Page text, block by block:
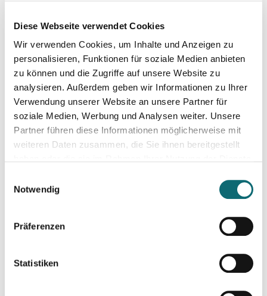
Diese Webseite verwendet Cookies
Wir verwenden Cookies, um Inhalte und Anzeigen zu
personalisieren, Funktionen für soziale Medien anbieten
zu können und die Zugriffe auf unsere Website zu
analysieren. Außerdem geben wir Informationen zu Ihrer
Verwendung unserer Website an unsere Partner für
soziale Medien, Werbung und Analysen weiter. Unsere
Partner führen diese Informationen möglicherweise mit
weiteren Daten zusammen, die Sie ihnen bereitgestellt
Notwendig
Präferenzen
Statistiken
26.11.2024
Erkannt statt ausgebrannt. Prävention und Erste-Hilfe bei
27.11.2024
Die Recherchemappe: strukturiert investigativ arbeiten,
28.11.2024
Bewegtbild und Video mit KI - Linz